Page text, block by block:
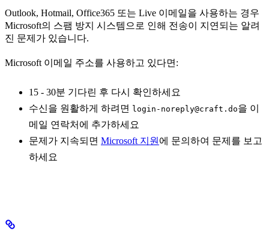
Outlook, Hotmail, Office365 또는 Live 이메일을 사용하는 경우
Microsoft의 스팸 방지 시스템으로 인해 전송이 지연되는 알려
진 문제가 있습니다.
Microsoft 이메일 주소를 사용하고 있다면:
15 - 30분 기다린 후 다시 확인하세요
수신을 원활하게 하려면 login-noreply@craft.do을 이
메일 연락처에 추가하세요
문제가 지속되면 Microsoft 지원 에 문의하여 문제를 보고
하세요